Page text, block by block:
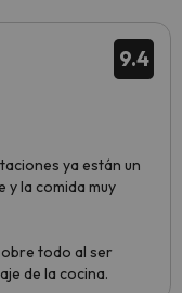
9.4
ya están un
y la comida muy
todo al ser
de la cocina.